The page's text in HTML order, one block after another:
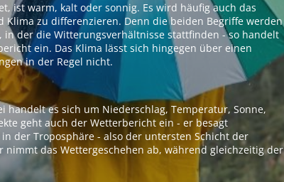
ist warm, kalt oder sonnig. Es wird häufig auch das
zu differenzieren. Denn die beiden Begriffe werden
der die Witterungsverhältnisse stattfinden - so handelt
ein. Das Klima lässt sich hingegen über einen
in der Regel nicht.
es sich um Niederschlag, Temperatur, Sonne,
geht auch der Wetterbericht ein - er besagt
der Troposphäre - also der untersten Schicht der
das Wettergeschehen ab, während gleichzeitig der